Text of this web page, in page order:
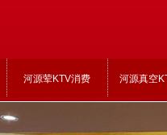
河源荤KTV消费 河源真空